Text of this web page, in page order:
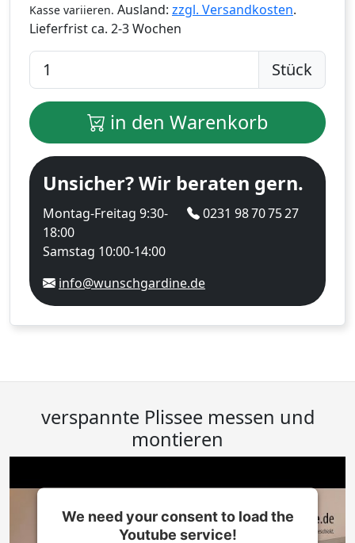
Kasse variieren. Ausland: zzgl. Versandkosten.
Lieferfrist ca. 2-3 Wochen
Stück
in den Warenkorb
Unsicher? Wir beraten gern.
Montag-Freitag 9:30-
18:00
Samstag 10:00-14:00
0231 98 70 75 27
info@wunschgardine.de
verspannte Plissee messen und
montieren
We need your consent to load the
Youtube service!